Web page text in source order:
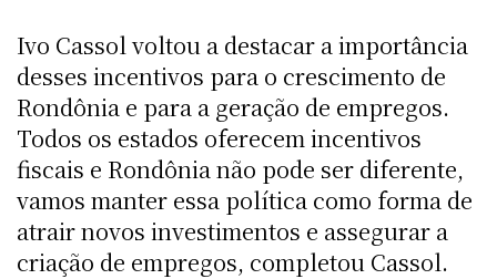
Ivo Cassol voltou a destacar a importância
desses incentivos para o crescimento de
Rondônia e para a geração de empregos.
Todos os estados oferecem incentivos
fiscais e Rondônia não pode ser diferente,
vamos manter essa política como forma de
atrair novos investimentos e assegurar a
criação de empregos, completou Cassol.